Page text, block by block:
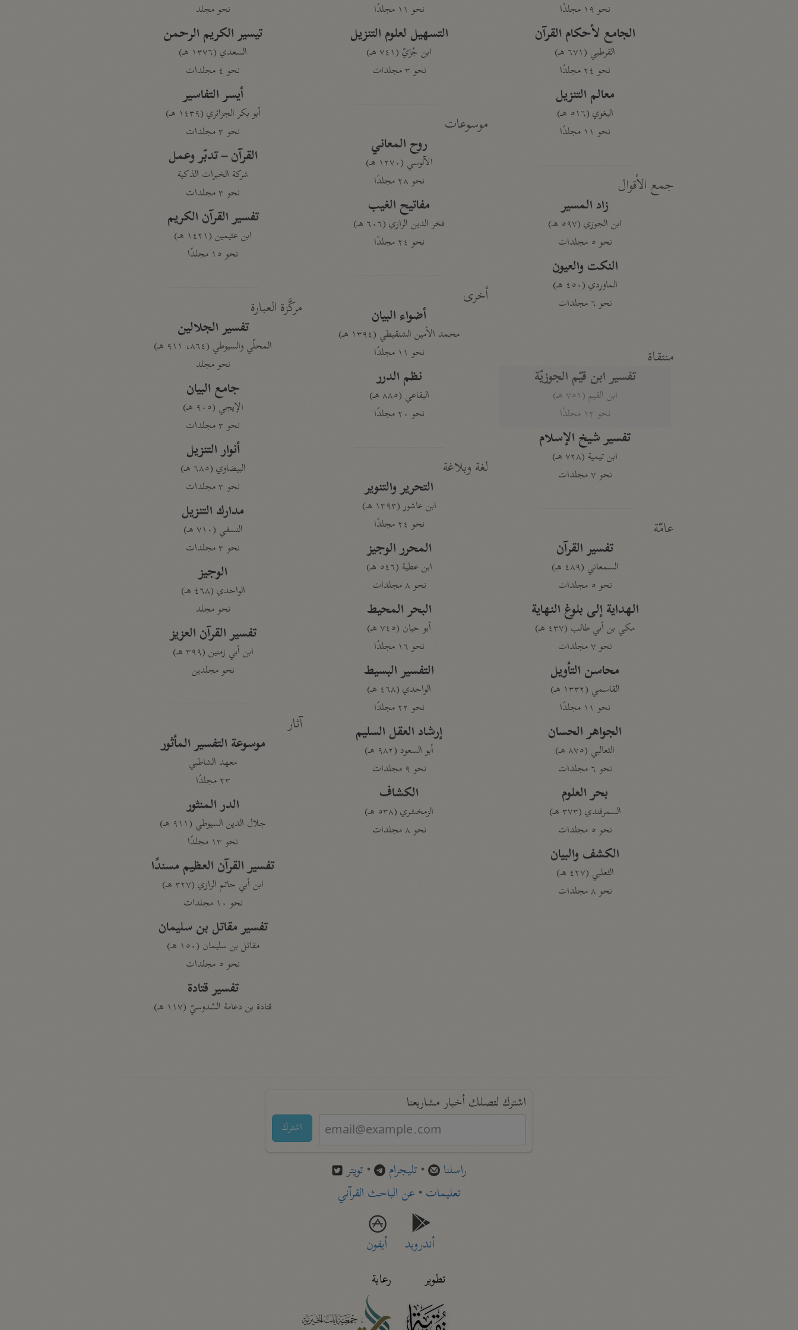
نحو ١٩ مجلدًا
الجامع لأحكام القرآن
القرطبي (٦٧١ هـ)
نحو ٢٤ مجلدًا
معالم التنزيل
البغوي (٥١٦ هـ)
نحو ١١ مجلدًا
جمع الأقوال
زاد المسير
ابن الجوزي (٥٩٧ هـ)
نحو ٥ مجلدات
النكت والعيون
الماوردي (٤٥٠ هـ)
نحو ٦ مجلدات
منتقاة
تفسير ابن قيّم الجوزيّة
ابن القيم (٧٥١ هـ)
نحو ١٢ مجلدًا
تفسير شيخ الإسلام
ابن تيمية (٧٢٨ هـ)
نحو ٧ مجلدات
عامّة
تفسير القرآن
السمعاني (٤٨٩ هـ)
نحو ٥ مجلدات
الهداية إلى بلوغ النهاية
مكي بن أبي طالب (٤٣٧ هـ)
نحو ٧ مجلدات
محاسن التأويل
القاسمي (١٣٣٢ هـ)
نحو ١١ مجلدًا
الجواهر الحسان
الثعالبي (٨٧٥ هـ)
نحو ٦ مجلدات
بحر العلوم
السمرقندي (٣٧٣ هـ)
نحو ٥ مجلدات
الكشف والبيان
الثعلبي (٤٢٧ هـ)
نحو ٨ مجلدات
نحو ١١ مجلدًا
التسهيل لعلوم التنزيل
ابن جُزَيّ (٧٤١ هـ)
نحو ٣ مجلدات
موسوعات
روح المعاني
الآلوسي (١٢٧٠ هـ)
نحو ٢٨ مجلدًا
مفاتيح الغيب
فخر الدين الرازي (٦٠٦ هـ)
نحو ٢٤ مجلدًا
أخرى
أضواء البيان
محمد الأمين الشنقيطي (١٣٩٤ هـ)
نحو ١١ مجلدًا
نظم الدرر
البقاعي (٨٨٥ هـ)
نحو ٢٠ مجلدًا
لغة وبلاغة
التحرير والتنوير
ابن عاشور (١٣٩٣ هـ)
نحو ٢٤ مجلدًا
المحرر الوجيز
ابن عطية (٥٤٦ هـ)
نحو ٨ مجلدات
البحر المحيط
أبو حيان (٧٤٥ هـ)
نحو ١٦ مجلدًا
التفسير البسيط
الواحدي (٤٦٨ هـ)
نحو ٢٢ مجلدًا
إرشاد العقل السليم
أبو السعود (٩٨٢ هـ)
نحو ٩ مجلدات
الكشاف
الزمخشري (٥٣٨ هـ)
نحو ٨ مجلدات
نحو مجلد
تيسير الكريم الرحمن
السعدي (١٣٧٦ هـ)
نحو ٤ مجلدات
أيسر التفاسير
أبو بكر الجزائري (١٤٣٩ هـ)
نحو ٣ مجلدات
القرآن – تدبّر وعمل
شركة الخبرات الذكية
نحو ٣ مجلدات
تفسير القرآن الكريم
ابن عثيمين (١٤٢١ هـ)
نحو ١٥ مجلدًا
مركَّزة العبارة
تفسير الجلالين
المحلّي والسيوطي (٨٦٤، ٩١١ هـ)
نحو مجلد
جامع البيان
الإيجي (٩٠٥ هـ)
نحو ٣ مجلدات
أنوار التنزيل
البيضاوي (٦٨٥ هـ)
نحو ٣ مجلدات
مدارك التنزيل
النسفي (٧١٠ هـ)
نحو ٣ مجلدات
الوجيز
الواحدي (٤٦٨ هـ)
نحو مجلد
تفسير القرآن العزيز
ابن أبي زمنين (٣٩٩ هـ)
نحو مجلدين
آثار
موسوعة التفسير المأثور
معهد الشاطبي
٢٣ مجلدًا
الدر المنثور
جلال الدين السيوطي (٩١١ هـ)
نحو ١٣ مجلدًا
تفسير القرآن العظيم مسندًا
ابن أبي حاتم الرازي (٣٢٧ هـ)
نحو ١٠ مجلدات
تفسير مقاتل بن سليمان
مقاتل بن سليمان (١٥٠ هـ)
نحو ٥ مجلدات
تفسير قتادة
قتادة بن دعامة السّدوسيّ (١١٧ هـ)
اشترك لتصلك أخبار مشاريعنا
اشترك
راسلنا • تليجرام • تويتر
تعليمات• عن الباحث القرآني
أندرويد
أيفون
تطوير
رعاية